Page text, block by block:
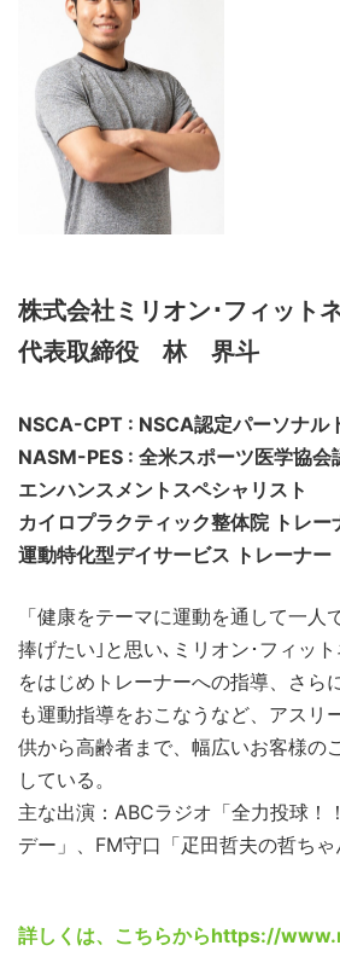
株式会社ミリオン･フィッ
代表取締役 林 界斗
NSCA-CPT : NSCA認定パーソナル
NASM-PES : 全米スポーツ医学協会
エンハンスメントスペシャリスト
カイロプラクティック整体院 トレー
運動特化型デイサービス トレーナー
「健康をテーマに運動を通して一人
捧げたい｣と思い､ミリオン･フィッ
をはじめトレーナーへの指導、さら
も運動指導をおこなうなど、アスリ
供から高齢者まで、幅広いお客様の
している。
主な出演：ABCラジオ「全力投球！
デー」、FM守口「疋田哲夫の哲ちゃ
詳しくは、こちらからhttps://